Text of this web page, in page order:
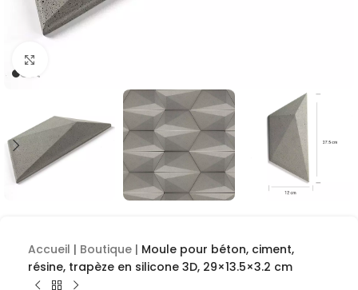
Accueil | Boutique | Moule pour béton, ciment,
résine, trapèze en silicone 3D, 29×13.5×3.2 cm